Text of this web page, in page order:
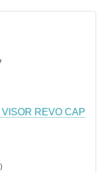
REVO CAP